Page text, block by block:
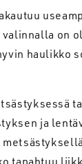
on
haulikko
ja
tapahtuu